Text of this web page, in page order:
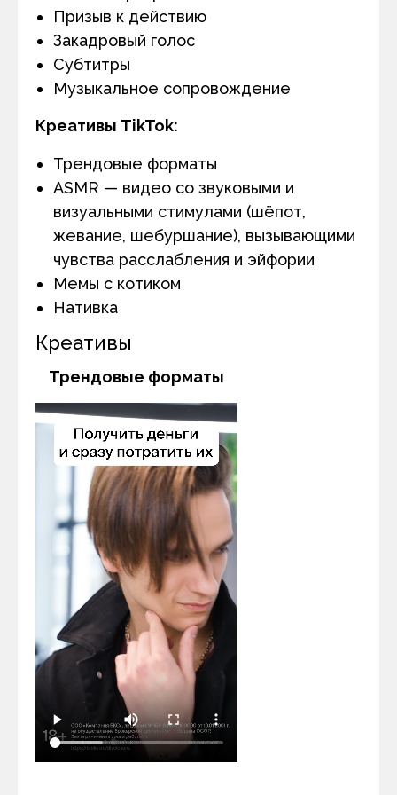
Призыв к действию
Закадровый голос
Субтитры
Музыкальное сопровождение
Креативы TikTok:
Трендовые форматы
ASMR — видео со звуковыми и
визуальными стимулами (шё­по­т,
жевание, шебур­ша­ние), вызывающими
чувства расслабления и эйфории
Мемы с котиком
Нативка
Креативы
Трендовые форматы